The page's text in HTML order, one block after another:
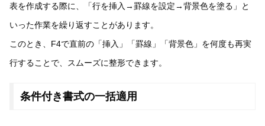
表を作成する際に、「行を挿入→罫線を設定→背景色を塗る」と
いった作業を繰り返すことがあります。
このとき、F4で直前の「挿入」「罫線」「背景色」を何度も再実
行することで、スムーズに整形できます。
条件付き書式の一括適用